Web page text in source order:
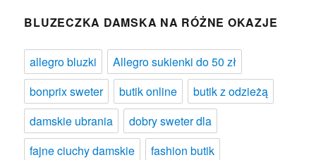
BLUZECZKA DAMSKA NA RÓŻNE OKAZJE
allegro bluzki
Allegro sukienki do 50 zł
bonprix sweter
butik online
butik z odzieżą
damskie ubrania
dobry sweter dla
fajne ciuchy damskie
fashion butik